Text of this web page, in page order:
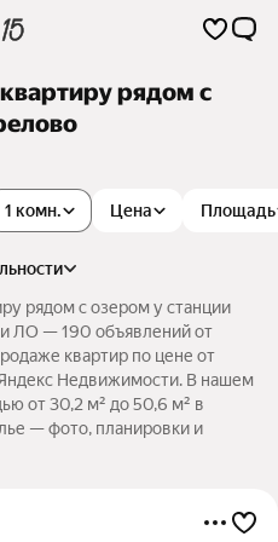
рядом с
1 комн. Цена Площадь
рядом с озером у станции
ЛО — 190 объявлений от
квартир по цене от
Недвижимости. В нашем
от 30,2 м² до 50,6 м² в
— фото, планировки и